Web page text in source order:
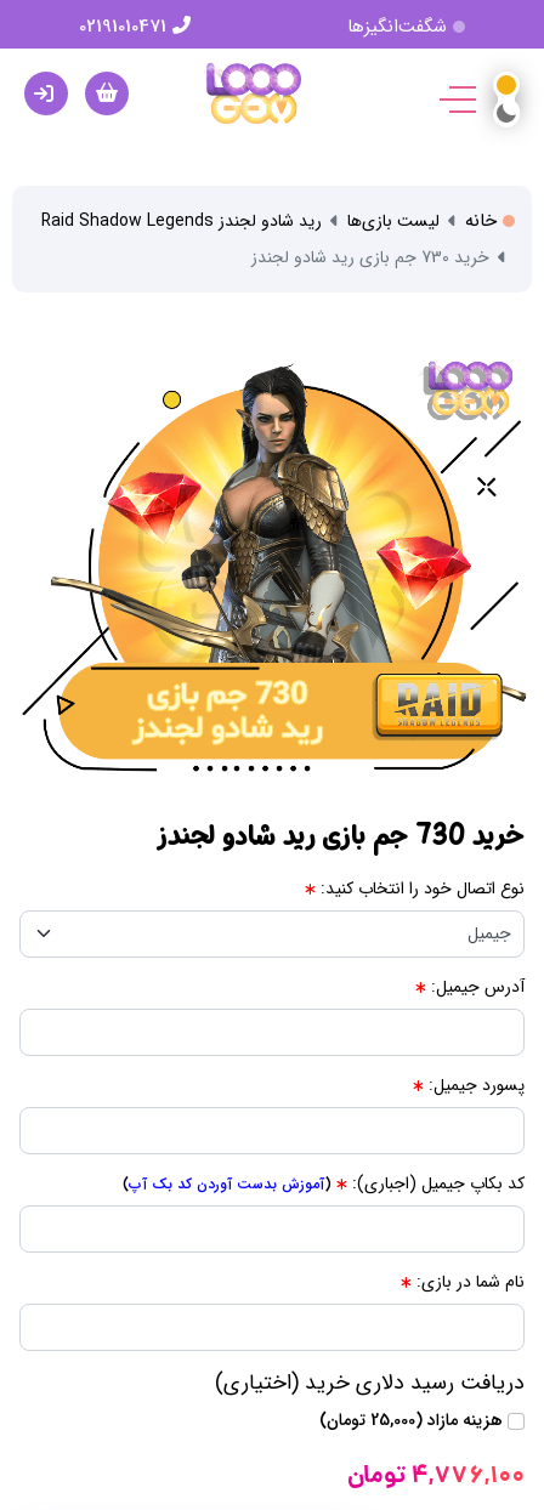
شگفت‌انگیزها
خانه لیست بازی‌ها
رید شادو لجندز Raid Shadow Legends
خرید 730 جم بازی رید شادو لجندز
خرید 730 جم بازی رید شادو لجندز
نوع اتصال خود را انتخاب کنید:
آدرس جیمیل:
پسورد جیمیل:
کد بکاپ جیمیل (اجباری): (آموزش بدست آوردن کد بک آپ)
نام شما در بازی:
دریافت رسید دلاری خرید (اختیاری)
هزینه مازاد (25,000 تومان)
4,776,100 تومان